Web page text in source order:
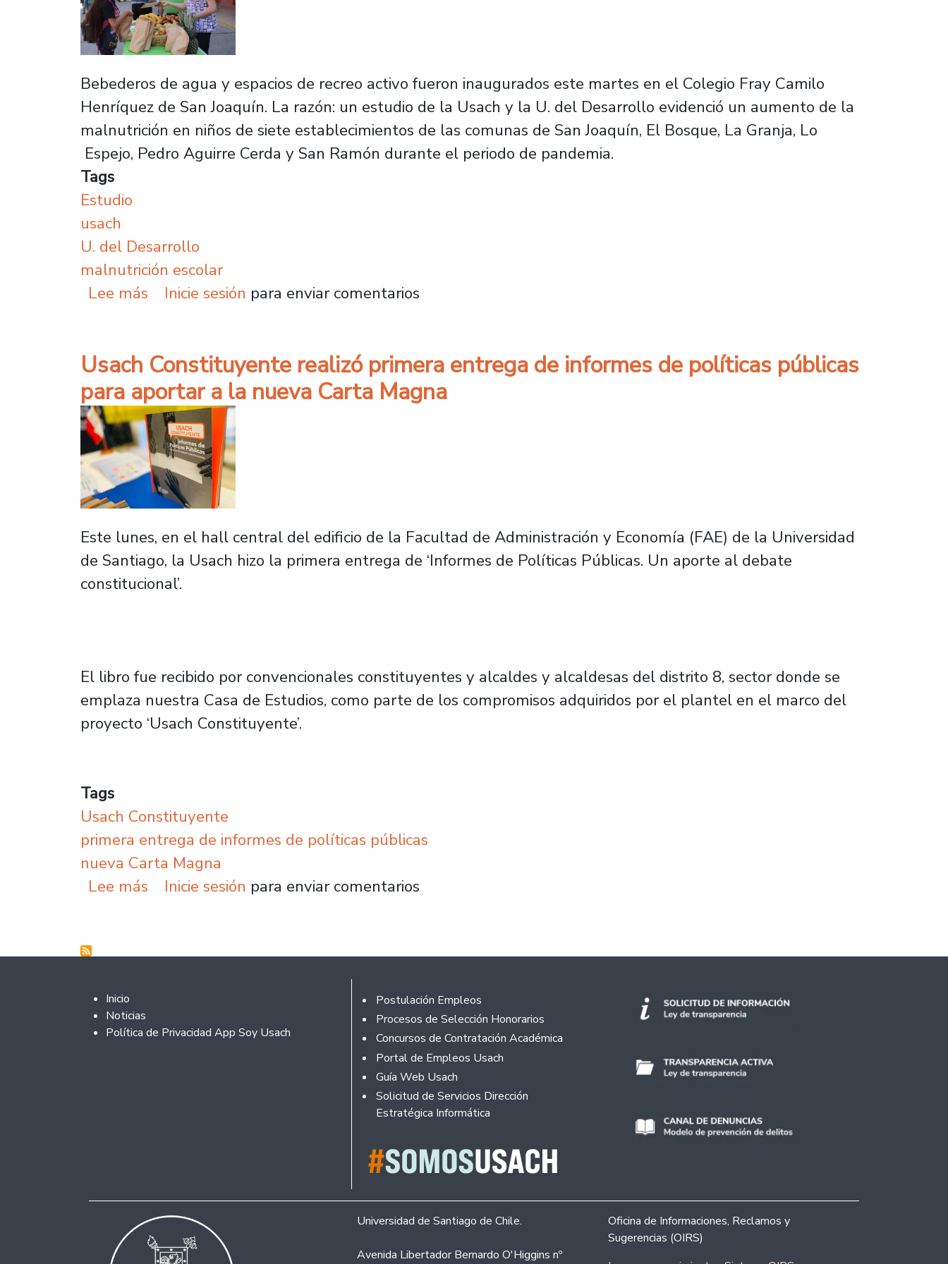
Bebederos de agua y espacios de recreo activo fueron inaugurados este martes en el Colegio Fray Camilo
Henríquez de San Joaquín. La razón: un estudio de la Usach y la U. del Desarrollo evidenció un aumento de la
malnutrición en niños de siete establecimientos de las comunas de San Joaquín, El Bosque, La Granja, Lo
Espejo, Pedro Aguirre Cerda y San Ramón durante el periodo de pandemia.
Tags
Estudio
usach
U. del Desarrollo
malnutrición escolar
Lee más sobre Estudio Usach y U. del Desarrollo: Aumenta malnutrición escolar en colegios de la zona sur de la RM por
Inicie sesión para enviar comentarios
Usach Constituyente realizó primera entrega de informes de políticas públicas
para aportar a la nueva Carta Magna
Este lunes, en el hall central del edificio de la Facultad de Administración y Economía (FAE) de la Universidad
de Santiago, la Usach hizo la primera entrega de ‘Informes de Políticas Públicas. Un aporte al debate
constitucional’.
El libro fue recibido por convencionales constituyentes y alcaldes y alcaldesas del distrito 8, sector donde se
emplaza nuestra Casa de Estudios, como parte de los compromisos adquiridos por el plantel en el marco del
proyecto ‘Usach Constituyente’.
Tags
Usach Constituyente
primera entrega de informes de políticas públicas
nueva Carta Magna
Lee más sobre Usach Constituyente realizó primera entrega de informes de políticas públicas para aportar a la nueva
Inicie sesión para enviar comentarios
Footer 2
Inicio
Noticias
Política de Privacidad App Soy Usach
Footer
Postulación Empleos
Procesos de Selección Honorarios
Concursos de Contratación Académica
Portal de Empleos Usach
Guía Web Usach
Solicitud de Servicios Dirección
Estratégica Informática
Universidad de Santiago de Chile.
Avenida Libertador Bernardo O'Higgins nº
Oficina de Informaciones, Reclamos y
Sugerencias (OIRS)